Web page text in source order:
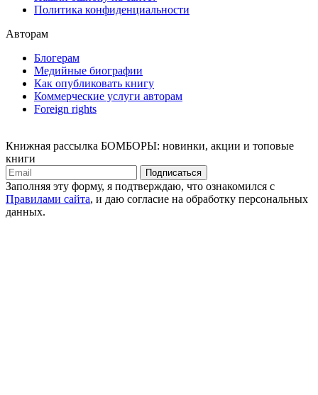
Политика конфиденциальности
Авторам
Блогерам
Медийные биографии
Как опубликовать книгу
Коммерческие услуги авторам
Foreign rights
Книжная рассылка БОМБОРЫ: новинки, акции и топовые
книги
Подписаться
Заполняя эту форму, я подтверждаю, что ознакомился с
Правилами сайта, и даю согласие на обработку персональных
данных.